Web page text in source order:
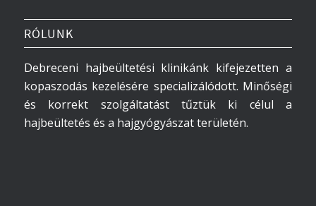
RÓLUNK
Debreceni hajbeültetési klinikánk kifejezetten a
kopaszodás kezelésére specializálódott. Minőségi
és korrekt szolgáltatást tűztük ki célul a
hajbeültetés és a hajgyógyászat területén.